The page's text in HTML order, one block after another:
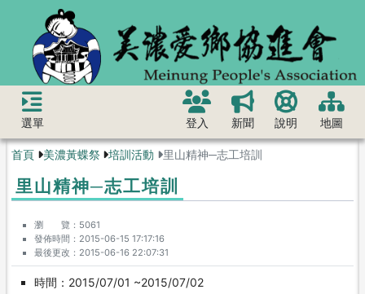
選單 登入 新聞 說明 地圖
首頁 美濃黃蝶祭 培訓活動 里山精神─志工培訓
里山精神─志工培訓
瀏 覽
5061
發佈時間
2015-06-15 17:17:16
最後更改
2015-06-16 22:07:31
時間：2015/07/01 ~2015/07/02